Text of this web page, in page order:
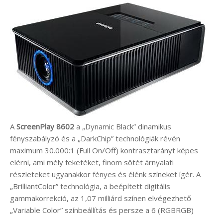
A ScreenPlay 8602 a „Dynamic Black” dinamikus
fényszabályzó és a „DarkChip” technológiák révén
maximum 30.000:1 (Full On/Off) kontrasztarányt képes
elérni, ami mély feketéket, finom sötét árnyalati
részleteket ugyanakkor fényes és élénk színeket ígér. A
„BrilliantColor” technológia, a beépített digitális
gammakorrekció, az 1,07 milliárd színen elvégezhető
„Variable Color” színbeállítás és persze a 6 (RGBRGB)